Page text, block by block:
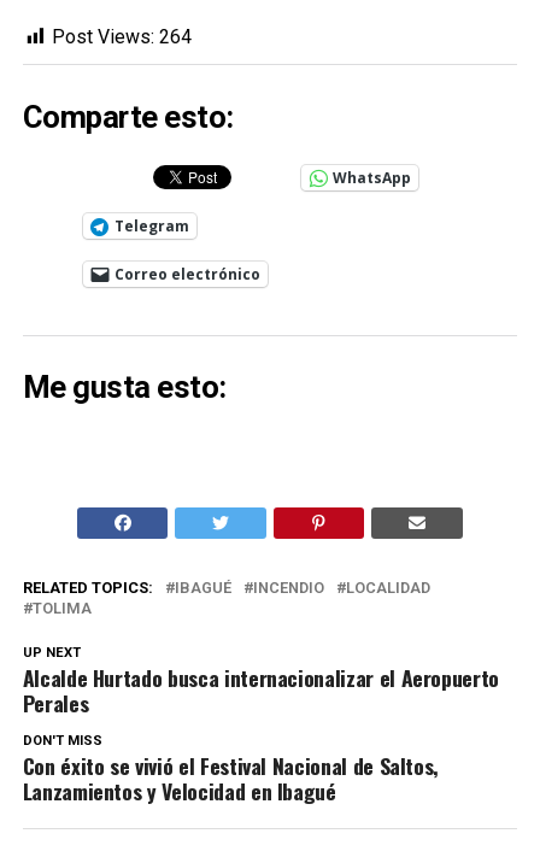
Post Views: 264
Comparte esto:
WhatsApp
Telegram
Correo electrónico
Me gusta esto:
RELATED TOPICS: IBAGUÉ INCENDIO
LOCALIDAD
TOLIMA
UP NEXT
Alcalde Hurtado busca internacionalizar el Aeropuerto
Perales
DON'T MISS
Con éxito se vivió el Festival Nacional de Saltos,
Lanzamientos y Velocidad en Ibagué